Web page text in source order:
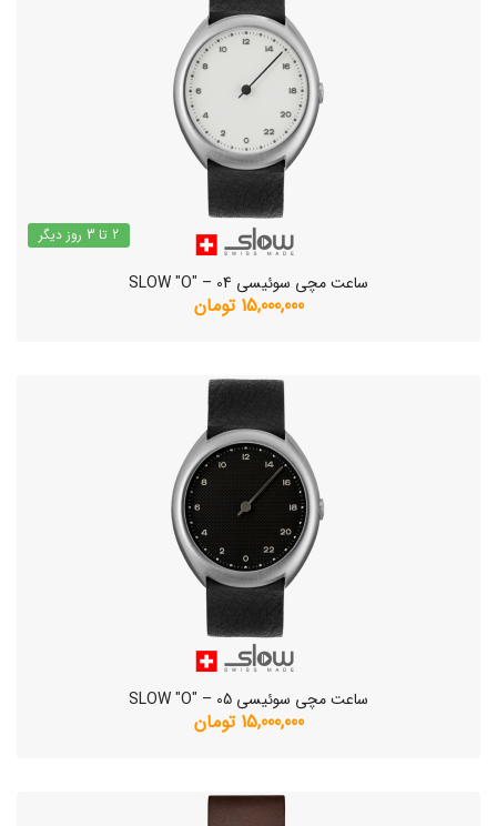
2 تا 3 روز دیگر
ساعت مچی سوئیسی SLOW "O" – 04
15,000,000 تومان
ساعت مچی سوئیسی SLOW "O" – 05
15,000,000 تومان